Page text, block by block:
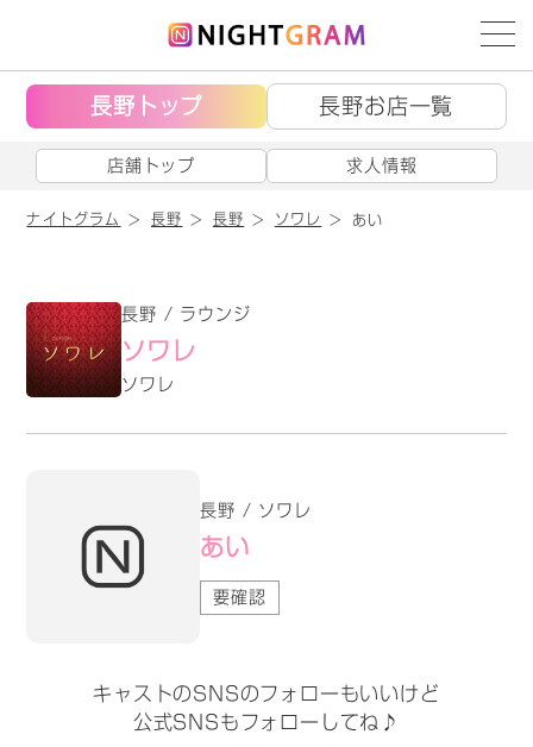
長野トップ 長野お店一覧
店舗トップ 求人情報
ナイトグラム 長野 長野 ソワレ あい
長野 / ラウンジ
ソワレ
ソワレ
長野 / ソワレ
あい
要確認
キャストのSNSのフォローもいいけど
公式SNSもフォローしてね♪